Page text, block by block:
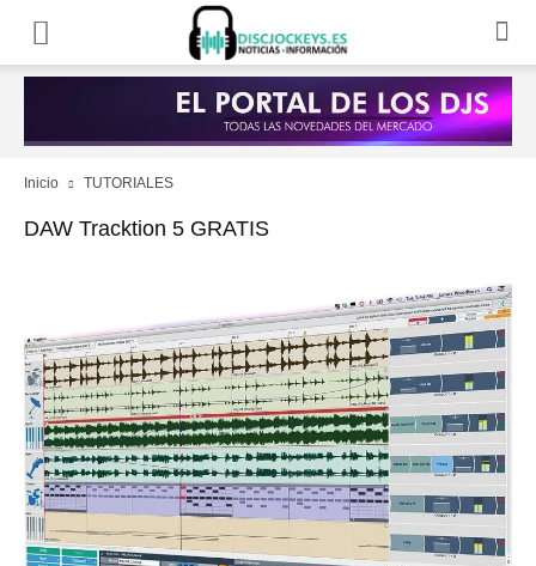
Inicio TUTORIALES
DAW Tracktion 5 GRATIS